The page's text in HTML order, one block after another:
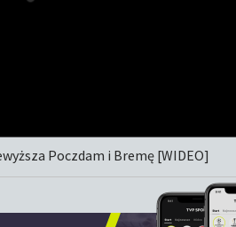
Poczdam i Bremę [WIDEO]